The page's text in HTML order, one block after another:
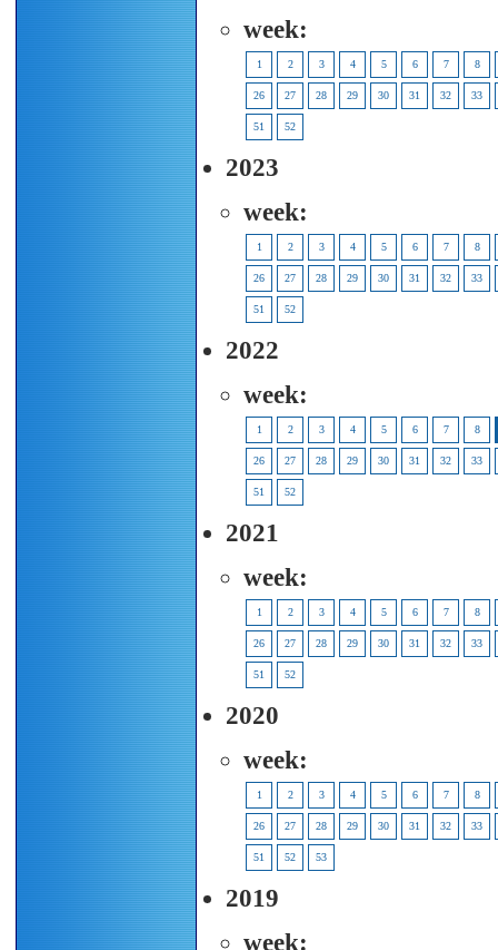
week:
1 2 3 4 5 6 7 8
26 27 28 29 30 31 32 33
51 52
2023
week:
1 2 3 4 5 6 7 8
26 27 28 29 30 31 32 33
51 52
2022
week:
1 2 3 4 5 6 7 8
26 27 28 29 30 31 32 33
51 52
2021
week:
1 2 3 4 5 6 7 8
26 27 28 29 30 31 32 33
51 52
2020
week:
1 2 3 4 5 6 7 8
26 27 28 29 30 31 32 33
51 52 53
2019
week: